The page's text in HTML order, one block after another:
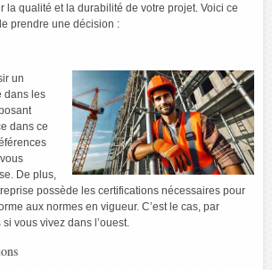
la qualité et la durabilité de votre projet. Voici ce
prendre une décision :
un
dans les
dans ce
De plus,
possède les certifications nécessaires pour
aux normes en vigueur. C’est le cas, par
si vous vivez dans l’ouest.